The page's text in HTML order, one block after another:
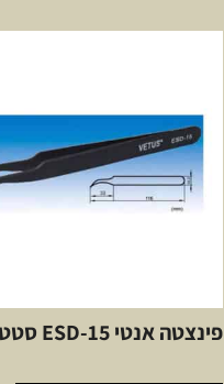
פינצטה אנטי ESD-15 סטטית.